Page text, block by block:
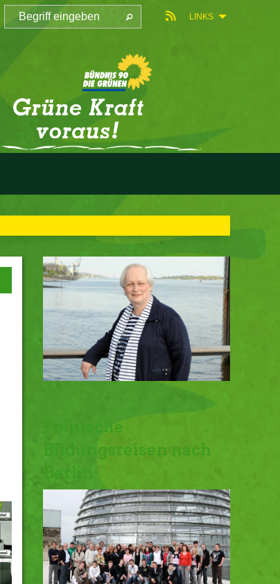
LINKS
Politische
Bildungsreisen nach
Berlin